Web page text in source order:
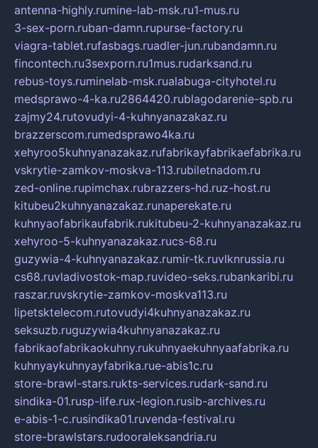
antenna-highly.rumine-lab-msk.ru1-mus.ru
3-sex-porn.ruban-damn.rupurse-factory.ru
viagra-tablet.rufasbags.ruadler-jun.rubandamn.ru
fincontech.ru3sexporn.ru1mus.rudarksand.ru
rebus-toys.ruminelab-msk.rualabuga-cityhotel.ru
medsprawo-4-ka.ru2864420.rublagodarenie-spb.ru
zajmy24.rutovudyi-4-kuhnyanazakaz.ru
brazzerscom.rumedsprawo4ka.ru
xehyroo5kuhnyanazakaz.rufabrikayfabrikaefabrika.ru
vskrytie-zamkov-moskva-113.rubiletnadom.ru
zed-online.rupimchax.rubrazzers-hd.ruz-host.ru
kitubeu2kuhnyanazakaz.runaperekate.ru
kuhnyaofabrikaufabrik.rukitubeu-2-kuhnyanazakaz.ru
xehyroo-5-kuhnyanazakaz.rucs-68.ru
guzywia-4-kuhnyanazakaz.rumir-tk.ruvlknrussia.ru
cs68.ruvladivostok-map.ruvideo-seks.rubankaribi.ru
raszar.ruvskrytie-zamkov-moskva113.ru
lipetsktelecom.rutovudyi4kuhnyanazakaz.ru
seksuzb.ruguzywia4kuhnyanazakaz.ru
fabrikaofabrikaokuhny.rukuhnyaekuhnyaafabrika.ru
kuhnyaykuhnyayfabrika.rue-abis1c.ru
store-brawl-stars.rukts-services.rudark-sand.ru
sindika-01.rusp-life.rux-legion.rusib-archives.ru
e-abis-1-c.rusindika01.ruvenda-festival.ru
store-brawlstars.rudooraleksandria.ru